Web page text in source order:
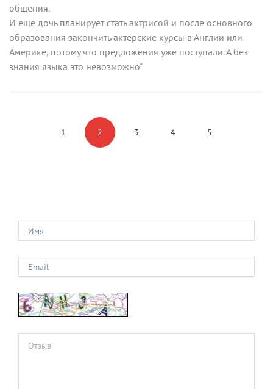
общения.
И еще дочь планирует стать актрисой и после основного
образования закончить актерские курсы в Англии или
Америке, потому что предложения уже поступали. А без
знания языка это невозможно"
1 2 3 4 5